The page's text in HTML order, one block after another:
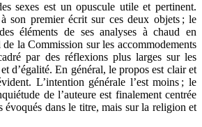
sexes est un opuscule utile et pertinent.
à son premier écrit sur ces deux objets ; le
éléments de ses analyses à chaud en
la Commission sur les accommodements
par des réflexions plus larges sur les
d’égalité. En général, le propos est clair et
L’intention générale l’est moins ; le
de l’auteure est finalement centrée
évoqués dans le titre, mais sur la religion et